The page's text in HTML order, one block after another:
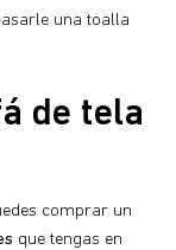
una toalla
de tela
comprar un
que tengas en